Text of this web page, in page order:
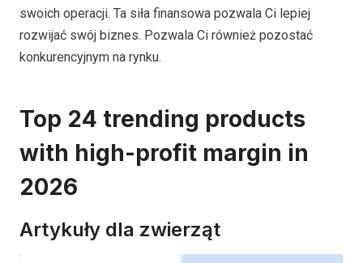
swoich operacji. Ta siła finansowa pozwala Ci lepiej
rozwijać swój biznes. Pozwala Ci również pozostać
konkurencyjnym na rynku.
Top 24 trending products
with high-profit margin in
2026
Artykuły dla zwierząt